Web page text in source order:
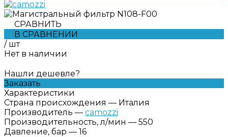
СРАВНИТЬ
В СРАВНЕНИИ
/ шт
Нет в наличии
Нашли дешевле?
Заказать
Характеристики
Страна происхождения — Италия
Производитель — camozzi
Производительность, л/мин — 550
Давление, бар — 16